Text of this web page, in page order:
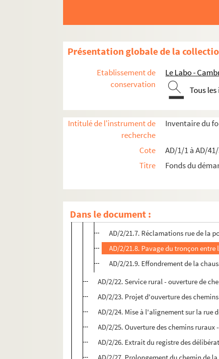
Présentation globale de la
Etablissement de
conservation
Le Labo -
Tous
Intitulé de l'instrument de
recherche
Inventaire du
Cote
AD/1/1 à AD/
Titre
Fonds du
Dans le document :
Travaux de voirie
AD/2/18. Ouverture de chemins ruraux
AD/2/19. Chemin du Pont-aux-Moulins
AD/2/20. Rue des Halles
AD/2/21. Rectification de la route
AD/2/21.2. Modification et pavage
AD/2/21.4. Rapport de l'ingénieur
AD/2/21.5. Extrait des procès
AD/2/21.6. Extrait du registre des
AD/2/21.7. Réclamations rue de la
AD/2/21.8. Pavage du tronçon
AD/2/21.9. Effondrement de la
AD/2/22. Service rural - ouverture de
AD/2/23. Projet d'ouverture des
AD/2/24. Mise à l'alignement sur la rue
AD/2/25. Ouverture des chemins
AD/2/26. Extrait du registre des